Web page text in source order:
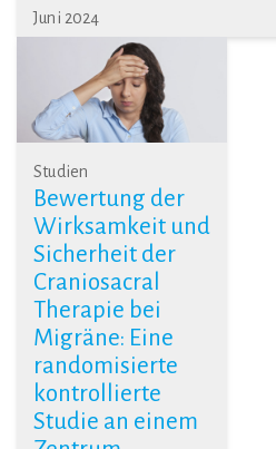
Juni 2024
Studien
Bewertung der
Wirksamkeit und
Sicherheit der
Craniosacral
Therapie bei
Migräne: Eine
randomisierte
kontrollierte
Studie an einem